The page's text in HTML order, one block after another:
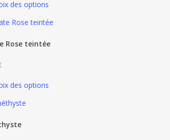
des options
des options
Rose teintée